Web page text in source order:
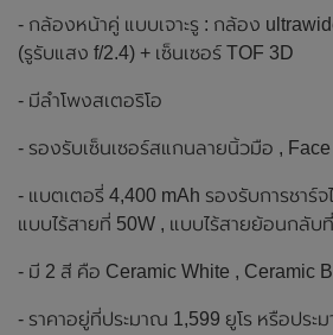
- กล้องหน้าคู่ แบบเจาะรู : กล้อง
(รูรับแสง f/2.4) + เซ็นเซอร์ TOF 3D
- มีลำโพงสเตอริโอ
- รองรับเซ็นเซอร์สแกนลายนิ้วมือ , Face
- แบตเตอรี่ 4,400 mAh รองรับการชาร์
แบบไร้สายที่ 50W , แบบไร้สายย้อนกลับ
- มี 2 สี คือ Ceramic White , Ceramic
- ราคาอยู่ที่ประมาณ 1,599 ยูโร หรือประ